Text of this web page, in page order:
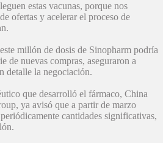
estas vacunas, porque nos
ofertas y acelerar el proceso de
millón de dosis de Sinopharm podría
de nuevas compras, aseguraron a
detalle la negociación.
que desarrolló el fármaco, China
ya avisó que a partir de marzo
cantidades significativas,